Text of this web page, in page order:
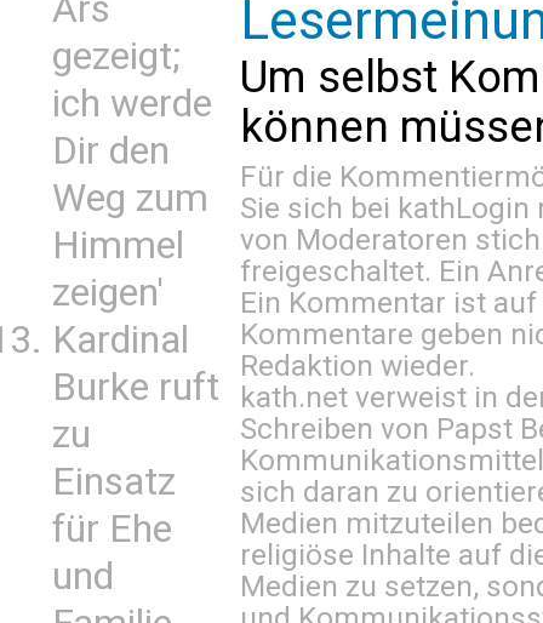
Ars
gezeigt;
ich werde
Dir den
Weg zum
Himmel
zeigen'
Kardinal
Burke ruft
zu
Einsatz
für Ehe
und
Um selbst
können
Für die
Sie sich bei kathLogin
von Moderatoren
freigeschaltet. Ein
Ein Kommentar ist
Kommentare geben
Redaktion wieder.
kath.net verweist in
Schreiben von Papst
sich daran zu
Medien mitzuteilen
religiöse Inhalte auf
Medien zu setzen,